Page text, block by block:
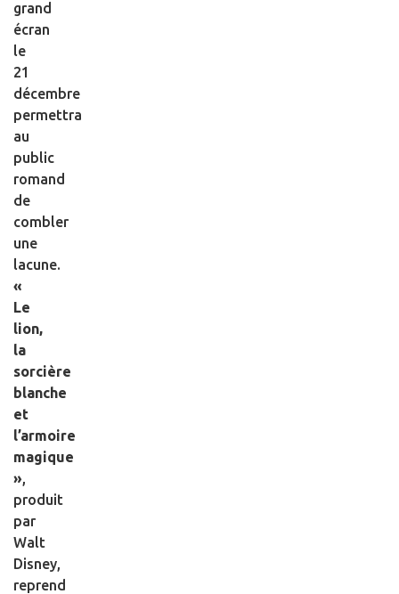
grand
écran
le
21
décembre
permettra
au
public
romand
de
combler
une
lacune.
«
Le
lion,
la
sorcière
blanche
et
l’armoire
magique
»,
produit
par
Walt
Disney,
reprend